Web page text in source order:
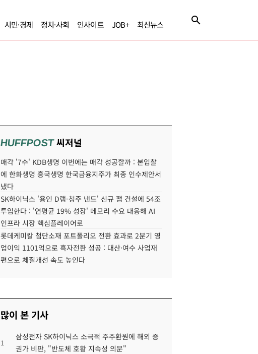
시민·경제 정치·사회 인사이트 JOB+ 최신뉴스
HUFFPOST씨저널
매각 '7수' KDB생명 이번에는 매각 성공할까 : 본입찰
에 한화생명 흥국생명 한국금융지주가 최종 인수제안서
냈다
SK하이닉스 '용인 D램-청주 낸드' 신규 팹 건설에 54조
투입한다 : '연평균 19% 성장' 메모리 수요 대응해 AI
인프라 시장 핵심플레이어로
롯데케미칼 첨단소재 포트폴리오 전환 효과로 2분기 영
업이익 1101억으로 흑자전환 성공 : 대산·여수 사업재
편으로 체질개선 속도 높인다
많이 본 기사
1
삼성전자 SK하이닉스 소극적 주주환원에 해외 증
권가 비판, "반도체 호황 지속성 의문"